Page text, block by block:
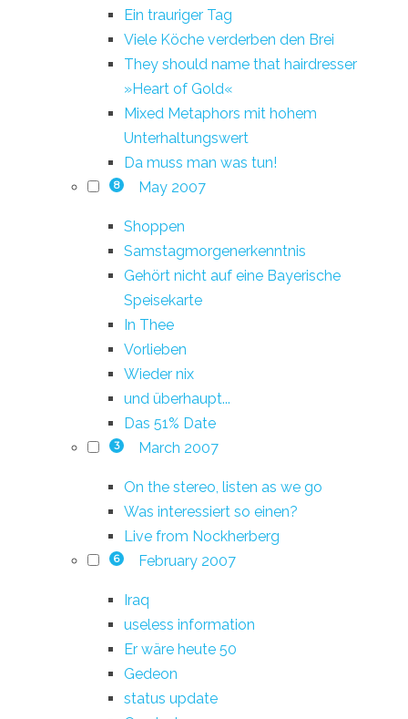
Ein trauriger Tag
Viele Köche verderben den Brei
They should name that hairdresser
»Heart of Gold«
Mixed Metaphors mit hohem
Unterhaltungswert
Da muss man was tun!
8 May 2007
Shoppen
Samstagmorgenerkenntnis
Gehört nicht auf eine Bayerische
Speisekarte
In Thee
Vorlieben
Wieder nix
und überhaupt...
Das 51% Date
3 March 2007
On the stereo, listen as we go
Was interessiert so einen?
Live from Nockherberg
6 February 2007
Iraq
useless information
Er wäre heute 50
Gedeon
status update